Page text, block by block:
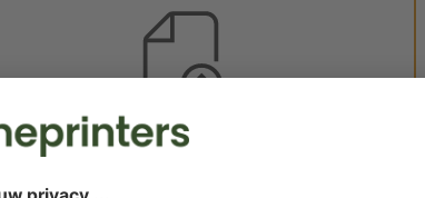
Eigen opgemaakte bestanden